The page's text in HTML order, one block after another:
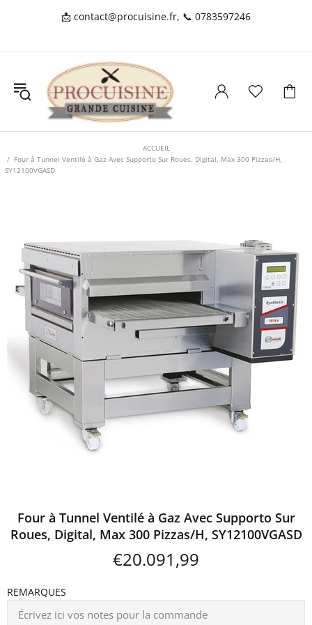
📩 contact@procuisine.fr, 📞 0783597246
ACCUEIL
Four à Tunnel Ventilé à Gaz Avec Supporto Sur Roues, Digital, Max 300 Pizzas/H,
SY12100VGASD
Four à Tunnel Ventilé à Gaz Avec Supporto Sur
Roues, Digital, Max 300 Pizzas/H, SY12100VGASD
€20.091,99
REMARQUES